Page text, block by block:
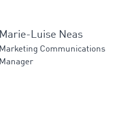
Marie-Luise Neas
Marketing Communications
Manager